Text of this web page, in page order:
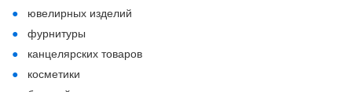
ювелирных изделий
фурнитуры
канцелярских товаров
косметики